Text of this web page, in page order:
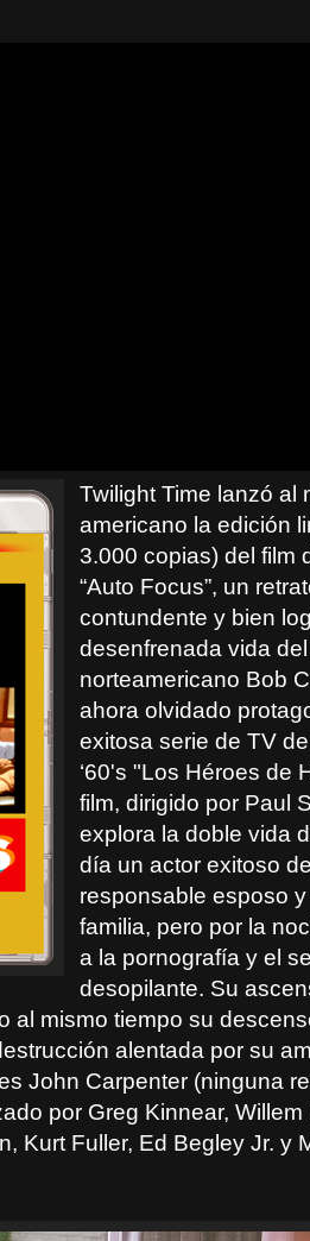
Twilight Time lanzó al
americano la edición
3.000 copias) del film
“Auto Focus”, un
contundente y bien
desenfrenada vida
norteamericano Bob
ahora olvidado
exitosa serie de TV
‘60's "Los Héroes de
film, dirigido por Paul
explora la doble vida
día un actor exitoso
responsable esposo
familia, pero por la
a la pornografía y el
desopilante. Su
al mismo tiempo su
alentada por su
John Carpenter (ninguna
por Greg Kinnear, Willem
Kurt Fuller, Ed Begley Jr. y